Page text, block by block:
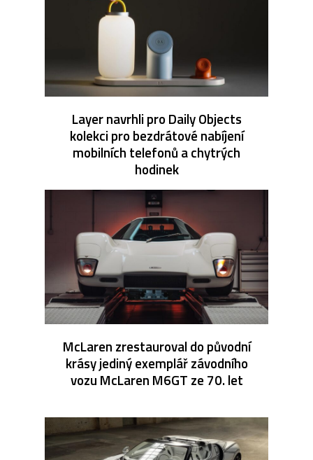
Layer navrhli pro Daily Objects
kolekci pro bezdrátové nabíjení
mobilních telefonů a chytrých
hodinek
McLaren zrestauroval do původní
krásy jediný exemplář závodního
vozu McLaren M6GT ze 70. let